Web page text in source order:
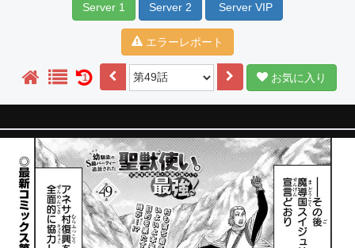
Server 1 Server 2 Server VIP
エラーレポート
1 お気に入り